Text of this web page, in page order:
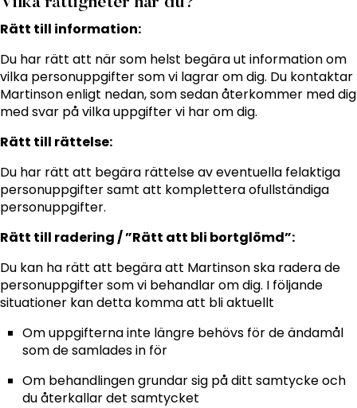
Rätt till information:
Du har rätt att när som helst begära ut information om
vilka personuppgifter som vi lagrar om dig. Du kontaktar
Martinson enligt nedan, som sedan återkommer med dig
med svar på vilka uppgifter vi har om dig.
Rätt till rättelse:
Du har rätt att begära rättelse av eventuella felaktiga
personuppgifter samt att komplettera ofullständiga
personuppgifter.
Rätt till radering / ”Rätt att bli bortglömd”:
Du kan ha rätt att begära att Martinson ska radera de
personuppgifter som vi behandlar om dig. I följande
situationer kan detta komma att bli aktuellt
Om uppgifterna inte längre behövs för de ändamål
som de samlades in för
Om behandlingen grundar sig på ditt samtycke och
du återkallar det samtycket